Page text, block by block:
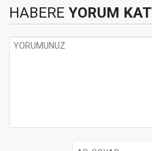
HABERE YORUM KAT